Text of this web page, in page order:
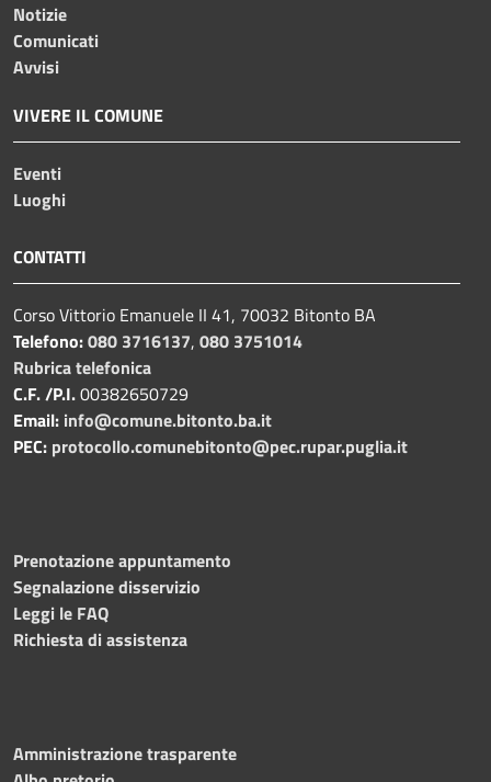
Notizie
Comunicati
Avvisi
VIVERE IL COMUNE
Eventi
Luoghi
CONTATTI
Corso Vittorio Emanuele II 41, 70032 Bitonto BA
Telefono:080 3716137, 080 3751014
Rubrica telefonica
C.F. /P.I.00382650729
Email: info@comune.bitonto.ba.it
PEC: protocollo.comunebitonto@pec.rupar.puglia.it
Prenotazione appuntamento
Segnalazione disservizio
Leggi le FAQ
Richiesta di assistenza
Amministrazione trasparente